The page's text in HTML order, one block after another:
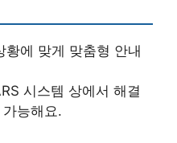
황에 맞게 맞춤형 안내
시스템 상에서 해결
능해요.